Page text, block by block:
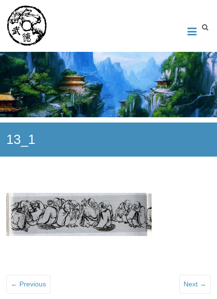
Институт Исследования Внутреннего Искусства
Школа тайцзи-цюань стиля Чэнь, Петербург. Руководитель
Андрей Середняков.
13_1
← Previous Next →